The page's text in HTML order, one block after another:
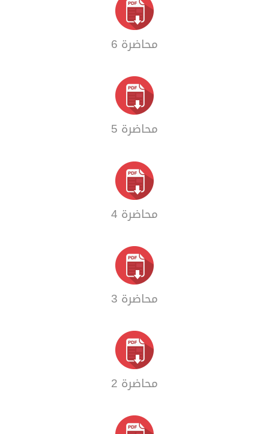
محاضرة 6
محاضرة 5
محاضرة 4
محاضرة 3
محاضرة 2